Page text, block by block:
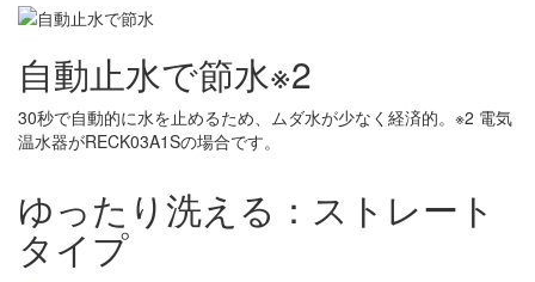
自動止水で節水※2
30秒で自動的に水を止めるため、ムダ水が少なく経済的。※2 電気
温水器がRECK03A1Sの場合です。
ゆったり洗える：ストレート
タイプ